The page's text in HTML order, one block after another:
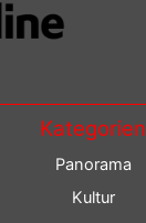
Kategorien
Panorama
Kultur